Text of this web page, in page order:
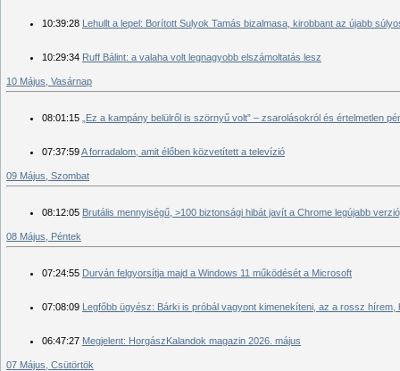
10:39:28 Lehullt a lepel: Borított Sulyok Tamás bizalmasa, kirobbant az újabb
10:29:34 Ruff Bálint: a valaha volt legnagyobb elszámoltatás lesz
10 Május, Vasárnap
08:01:15 „Ez a kampány belülről is szörnyű volt” – zsarolásokról és értelmetlen
07:37:59A forradalom, amit élőben közvetített a televízió
09 Május, Szombat
08:12:05 Brutális mennyiségű, >100 biztonsági hibát javít a Chrome legújabb
08 Május, Péntek
07:24:55 Durván felgyorsítja majd a Windows 11 működését a Microsoft
07:08:09 Legfőbb ügyész: Bárki is próbál vagyont kimenekíteni, az a rossz
06:47:27 Megjelent: HorgászKalandok magazin 2026. május
07 Május, Csütörtök